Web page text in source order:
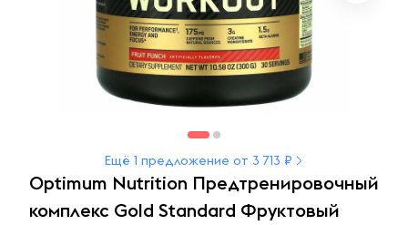
Ещё 1 предложение от 3 713 ₽
Optimum Nutrition Предтренировочный
комплекс Gold Standard Фруктовый